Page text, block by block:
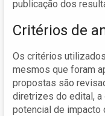
publicação dos
Critérios de
Os critérios
mesmos que foram
propostas são
diretrizes do edital,
potencial de impacto